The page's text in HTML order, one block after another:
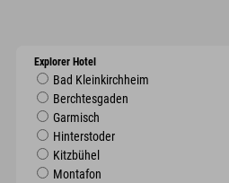
Explorer Hotel
Bad Kleinkirchheim
Berchtesgaden
Garmisch
Hinterstoder
Kitzbühel
Montafon